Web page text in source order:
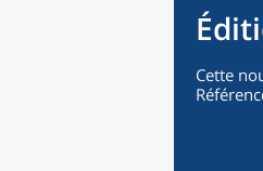
Cette